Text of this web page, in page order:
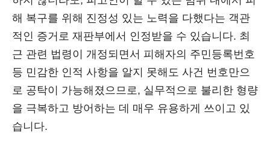
해 복구를 위해 진정성 있는 노력을 다했다는 객관
적인 증거로 재판부에서 인정받을 수 있습니다. 최
근 관련 법령이 개정되면서 피해자의 주민등록번호
등 민감한 인적 사항을 알지 못해도 사건 번호만으
로 공탁이 가능해졌으므로, 실무적으로 불리한 형량
을 극복하고 방어하는 데 매우 유용하게 쓰이고 있
습니다.